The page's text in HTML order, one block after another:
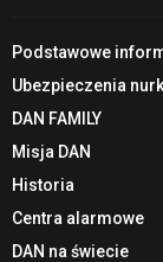
Podstawowe
Ubezpieczenia
DAN FAMILY
Misja DAN
Historia
Centra alarmowe
DAN na świecie